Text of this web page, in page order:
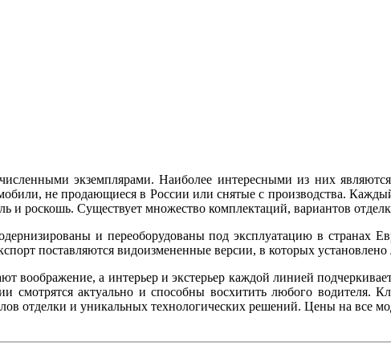
экземплярами. Наиболее интересными из них
не продающиеся в России или снятые с производства.
и роскошь. Существует множество комплектаций, вариантов
и переоборудованы под эксплуатацию в странах
поставляются видоизмененные версии, в которых установлено
воображение, а интерьер и экстерьер каждой линией
смотрятся актуально и способны восхитить любого водителя.
отделки и уникальных технологических решений. Цены на все